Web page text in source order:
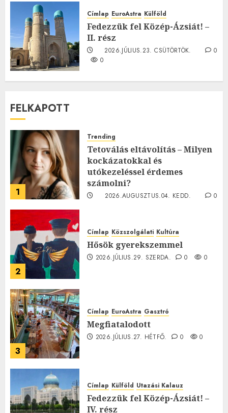
2026.JÚLIUS.23. CSÜTÖRTÖK.
0
Címlap EuroAstra Külföld
Fedezzük fel Közép-Ázsiát! –
II. rész
2026.JÚLIUS.23. CSÜTÖRTÖK.
0
0
FELKAPOTT
1
Trending
Tetoválás eltávolítás – Milyen
kockázatokkal és
utókezeléssel érdemes
számolni?
2026.AUGUSZTUS.04. KEDD.
0
2
Címlap Közszolgálati Kultúra
Hősök gyerekszemmel
2026.JÚLIUS.29. SZERDA. 0 0
3
Címlap EuroAstra Gasztró
Megfiatalodott
2026.JÚLIUS.27. HÉTFŐ. 0 0
Címlap Külföld Utazási Kalauz
Fedezzük fel Közép-Ázsiát! –
IV. rész